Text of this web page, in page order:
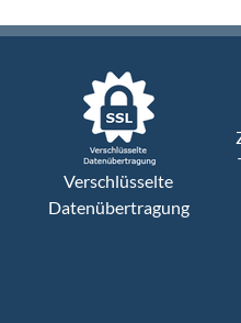
Verschlüsselte
Datenübertragung